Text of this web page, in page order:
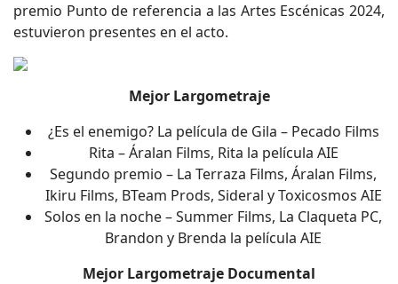
premio Punto de referencia a las Artes Escénicas 2024,
estuvieron presentes en el acto.
Mejor Largometraje
¿Es el enemigo? La película de Gila – Pecado Films
Rita – Áralan Films, Rita la película AIE
Segundo premio – La Terraza Films, Áralan Films,
Ikiru Films, BTeam Prods, Sideral y Toxicosmos AIE
Solos en la noche – Summer Films, La Claqueta PC,
Brandon y Brenda la película AIE
Mejor Largometraje Documental